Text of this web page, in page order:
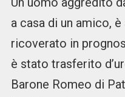
a casa di un amico,
ricoverato in
è stato trasferito
Barone Romeo di